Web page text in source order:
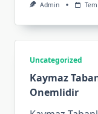
Admin
Uncategorized
Kaymaz
Onemlidir